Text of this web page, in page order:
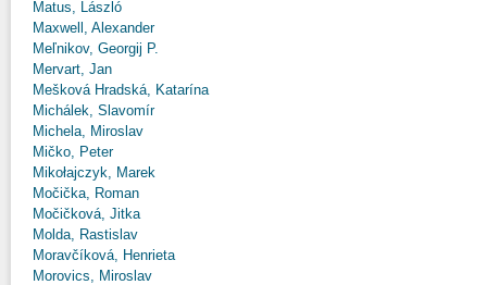
Matus, László
Maxwell, Alexander
Meľnikov, Georgij P.
Mervart, Jan
Mešková Hradská, Katarína
Michálek, Slavomír
Michela, Miroslav
Mičko, Peter
Mikołajczyk, Marek
Močička, Roman
Močičková, Jitka
Molda, Rastislav
Moravčíková, Henrieta
Morovics, Miroslav